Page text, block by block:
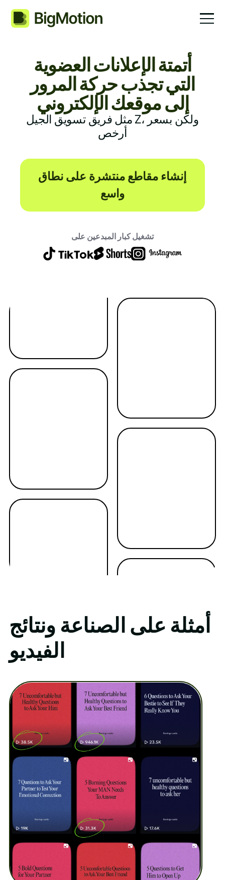
أتمتة الإعلانات العضوية
التي تجذب حركة المرور
إلى موقعك الإلكتروني
مثل فريق تسويق الجيل Z، ولكن بسعر
أرخص
إنشاء مقاطع منتشرة على نطاق
واسع
تشغيل كبار المبدعين على
أمثلة على الصناعة ونتائج
الفيديو